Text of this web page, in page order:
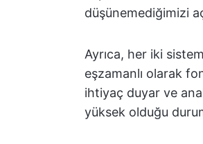
düşünemediğimizi
Ayrıca, her iki
eşzamanlı olarak
ihtiyaç duyar ve
yüksek olduğu